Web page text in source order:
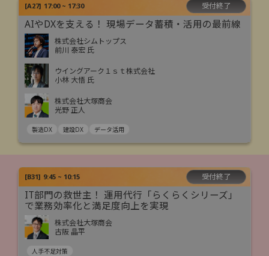
[A27] 17:00 ~ 17:30 受付終了
AIやDXを支える！ 現場データ蓄積・活用の最前線
株式会社シムトップス
前川 泰宏 氏
ウイングアーク１ｓｔ株式会社
小林 大悟 氏
株式会社大塚商会
光野 正人
製造DX 建設DX データ活用
[B31] 9:45 ~ 10:15 受付終了
IT部門の救世主！ 運用代行「らくらくシリーズ」
で業務効率化と満足度向上を実現
株式会社大塚商会
古阪 晶平
人手不足対策